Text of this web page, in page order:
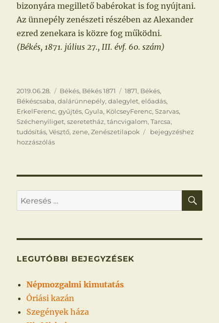
bizonyára megillető babérokat is fog nyújtani.
Az ünnepély zenészeti részében az Alexander
ezred zenekara is közre fog működni.
(Békés, 1871. július 27., III. évf. 60. szám)
Közzétéve
2019.06.28. Kategória
Békés, Békés 1871 Címke
1871, Békés,
Békéscsaba,dalárünnepély,dalegylet,előadás,
ErkelFerenc,gyűjtés,Gyula, KölcseyFerenc,Szarvas,
Széchenyiliget,szeretetház,táncvigalom,Tarcsa,
tudósítás,Vésztő,zene,Zenészetilapok Dalárünnepély
bejegyzéshez
hozzászólás
Keresés
a
kifejezésre:
LEGUTÓBBI BEJEGYZÉSEK
Népmozgalmi kimutatás
Óriási kazán
Szegények háza